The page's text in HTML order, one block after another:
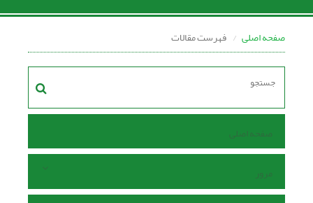
صفحه اصلی فهرست مقالات
صفحه اصلی
مرور